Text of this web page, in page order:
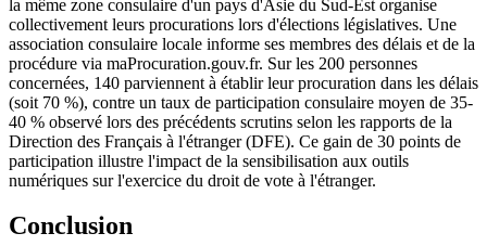
la même zone consulaire d'un pays d'Asie du Sud-Est organise
collectivement leurs procurations lors d'élections législatives. Une
association consulaire locale informe ses membres des délais et de la
procédure via maProcuration.gouv.fr. Sur les 200 personnes
concernées, 140 parviennent à établir leur procuration dans les délais
(soit 70 %), contre un taux de participation consulaire moyen de 35-
40 % observé lors des précédents scrutins selon les rapports de la
Direction des Français à l'étranger (DFE). Ce gain de 30 points de
participation illustre l'impact de la sensibilisation aux outils
numériques sur l'exercice du droit de vote à l'étranger.
Conclusion